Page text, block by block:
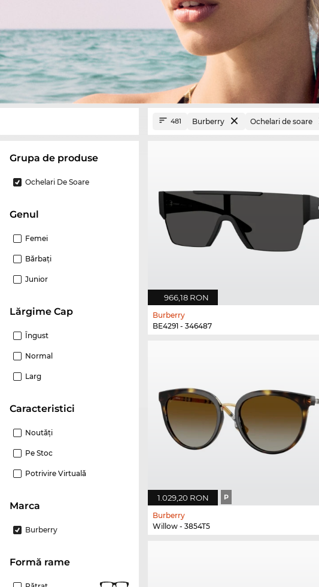
Grupa de produse
Ochelari De Soare
Genul
Femei
Bărbaţi
Junior
Lărgime Cap
Îngust
Normal
Larg
Caracteristici
Noutăţi
Pe Stoc
Potrivire Virtuală
marca
Burberry
Formă rame
481 Burberry Ochelari de soare
966,18 RON
Burberry
BE4291 - 346487
1.029,20 RON P
Burberry
Willow - 3854T5